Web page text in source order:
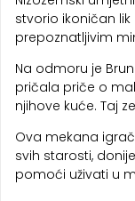
stvorio ikoničan
prepoznatljivim
Na odmoru je
pričala priče o
njihove kuće. Taj
Ova mekana
svih starosti,
pomoći uživati u